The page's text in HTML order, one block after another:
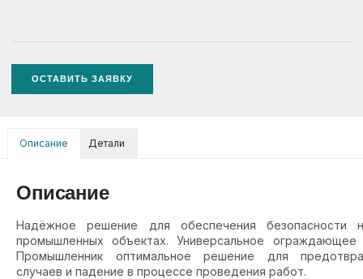
ОСТАВИТЬ ЗАЯВКУ
Описание Детали
Описание
Надёжное решение для обеспечения безопасности
промышленных объектах. Универсальное
Промышленник оптимальное решение для
случаев и падение в процессе проведения работ.